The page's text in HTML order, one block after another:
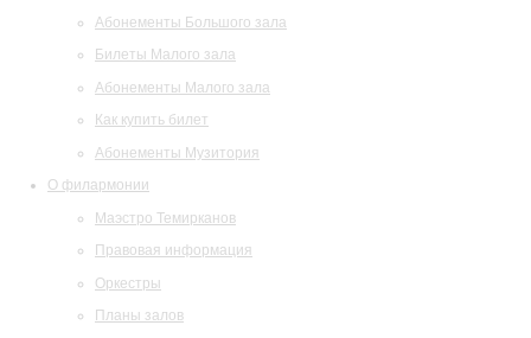
Абонементы Большого зала
Билеты Малого зала
Абонементы Малого зала
Как купить билет
Абонементы Музитория
О филармонии
Маэстро Темирканов
Правовая информация
Оркестры
Планы залов